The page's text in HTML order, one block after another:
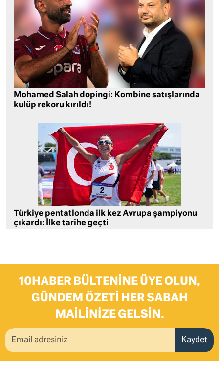
Mohamed Salah dopingi: Kombine satışlarında
kulüp rekoru kırıldı!
Türkiye pentatlonda ilk kez Avrupa şampiyonu
çıkardı: İlke tarihe geçti
10HABER BÜLTENINE ÜYE OLUN,
GÜNDEM ÖZETI HER SABAH
MAILINIZE GELSIN.
Kaydet